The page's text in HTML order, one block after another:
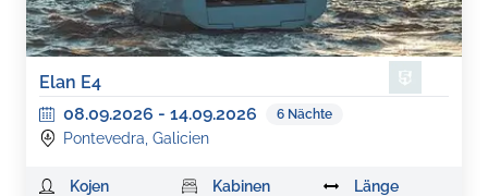
Elan E4
08.09.2026 - 14.09.2026 6 Nächte
Pontevedra, Galicien
Kojen
Kabinen
Länge